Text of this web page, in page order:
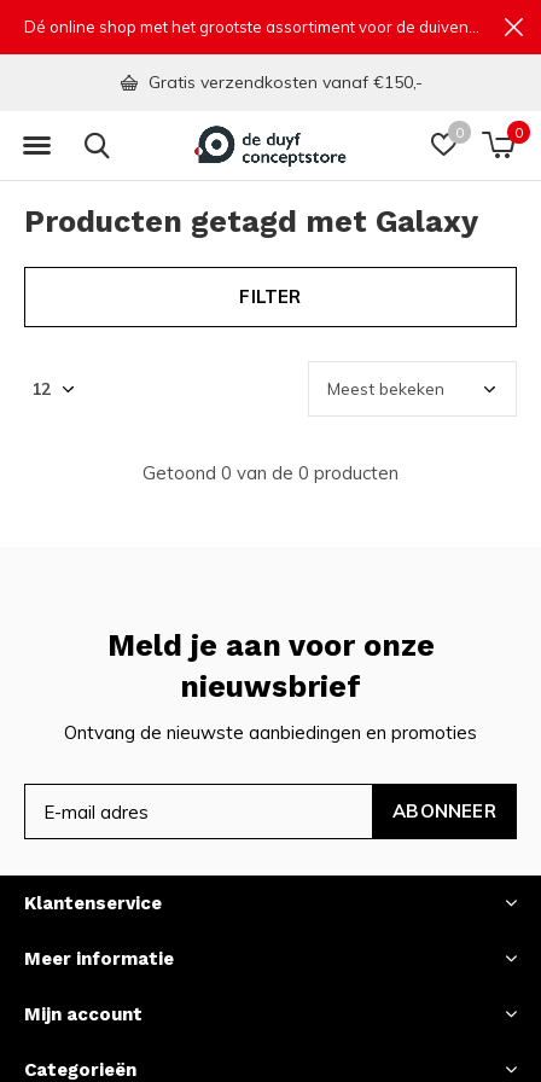
0 0
Gratis verzendkosten vanaf €150,-
Producten getagd met Galaxy
FILTER
Getoond 0 van de 0 producten
Meld je aan voor onze
nieuwsbrief
Ontvang de nieuwste aanbiedingen en promoties
ABONNEER
Klantenservice
Meer informatie
Mijn account
Categorieën